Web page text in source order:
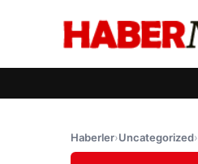
Haberler›Uncategorized›